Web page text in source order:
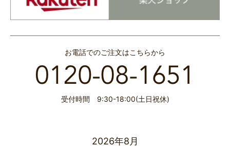
お電話でのご注文はこちらから
受付時間 9:30-18:00(土日祝休)
2026年8月